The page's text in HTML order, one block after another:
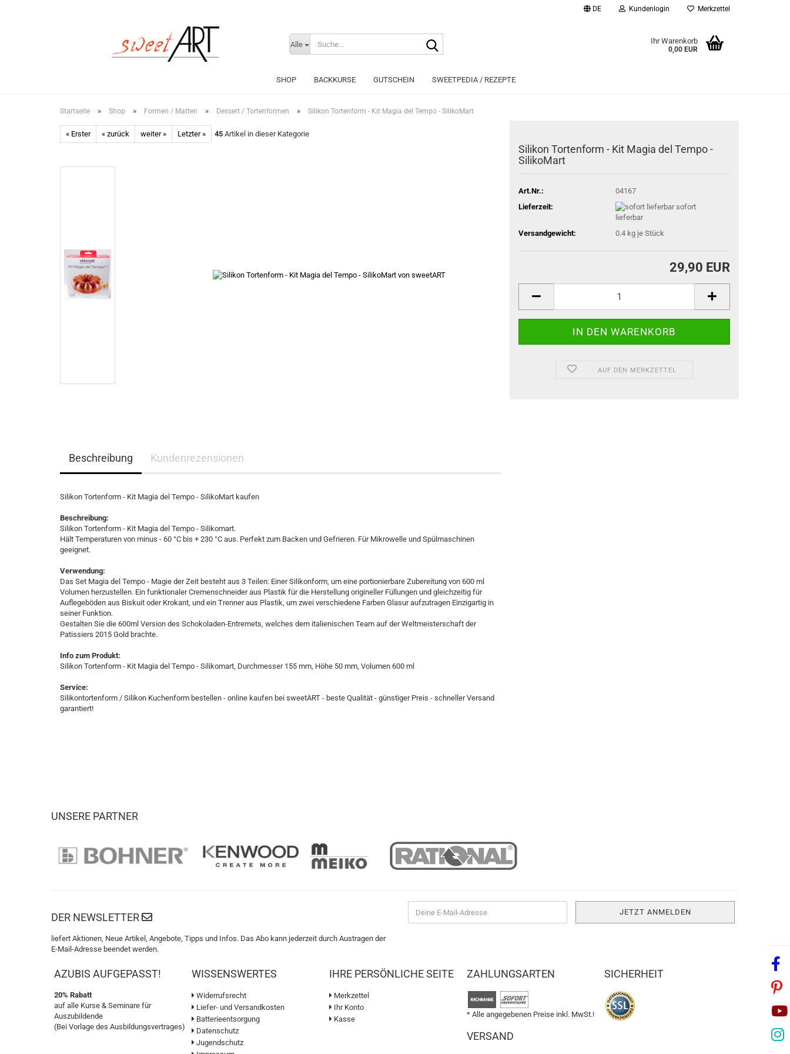
DE Kundenlogin
Konto erstellen
Passwort vergessen?
Merkzettel
Alle Ihr Warenkorb
0,00 EUR
SHOP BACKKURSE GUTSCHEIN SWEETPEDIA / REZEPTE
Startseite » Shop » Formen / Matten » Dessert / Tortenformen » Silikon Tortenform - Kit Magia del Tempo - SilikoMart
« Erster « zurück weiter » Letzter » 45 Artikel in dieser Kategorie
Silikon Tortenform - Kit Magia del Tempo -
SilikoMart
Art.Nr.:
04167
Lieferzeit:
sofort
lieferbar
Versandgewicht:
0.4 kg je Stück
29,90 EUR
AUF DEN MERKZETTEL
Beschreibung Kundenrezensionen
Silikon Tortenform - Kit Magia del Tempo - SilikoMart kaufen
Beschreibung:
Silikon Tortenform - Kit Magia del Tempo - Silikomart.
Hält Temperaturen von minus - 60 °C bis + 230 °C aus. Perfekt zum Backen und Gefrieren. Für Mikrowelle und Spülmaschinen
geeignet.
Verwendung:
Das Set Magia del Tempo - Magie der Zeit besteht aus 3 Teilen: Einer Silikonform, um eine portionierbare Zubereitung von 600 ml
Volumen herzustellen. Ein funktionaler Cremenschneider aus Plastik für die Herstellung origineller Füllungen und gleichzeitig für
Auflegeböden aus Biskuit oder Krokant, und ein Trenner aus Plastik, um zwei verschiedene Farben Glasur aufzutragen Einzigartig in
seiner Funktion.
Gestalten Sie die 600ml Version des Schokoladen-Entremets, welches dem italienischen Team auf der Weltmeisterschaft der
Patissiers 2015 Gold brachte.
Info zum Produkt:
Silikon Tortenform - Kit Magia del Tempo - Silikomart, Durchmesser 155 mm, Höhe 50 mm, Volumen 600 ml
Service:
Silikontortenform / Silikon Kuchenform bestellen - online kaufen bei sweetART - beste Qualität - günstiger Preis - schneller Versand
garantiert!
UNSERE PARTNER
DER NEWSLETTER
liefert Aktionen, Neue Artikel, Angebote, Tipps und Infos. Das Abo kann jederzeit durch Austragen der
E-Mail-Adresse beendet werden.
AZUBIS AUFGEPASST!
20% Rabatt
auf alle Kurse & Seminare für
Auszubildende
(Bei Vorlage des Ausbildungsvertrages)
WISSENSWERTES
Widerrufsrecht
Liefer- und Versandkosten
Batterieentsorgung
Datenschutz
Jugendschutz
IHRE PERSÖNLICHE SEITE
Merkzettel
Ihr Konto
Kasse
ZAHLUNGSARTEN
* Alle angegebenen Preise inkl. MwSt.!
VERSAND
SICHERHEIT